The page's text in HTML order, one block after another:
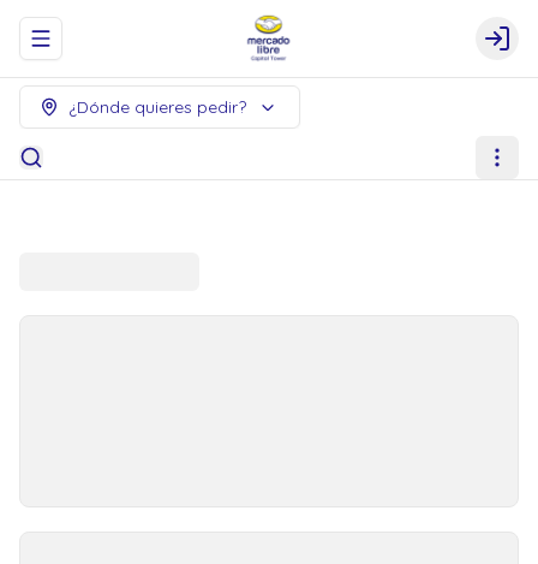
Abrir menu de navegación Login
¿Dónde quieres pedir?